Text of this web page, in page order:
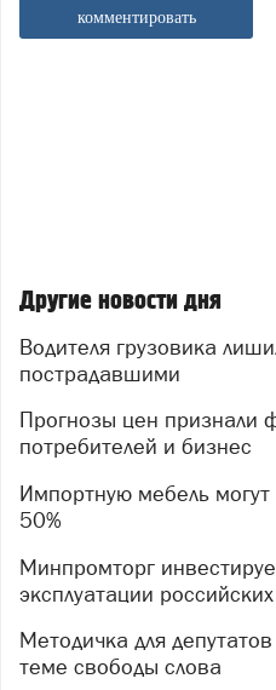
комментировать
Другие новости дня
Водителя грузовика лишили прав после ДТП с
пострадавшими
Прогнозы цен признали фактором давления на
потребителей и бизнес
Импортную мебель могут обложить пошлинами до
50%
Минпромторг инвестирует в продление
эксплуатации
Методичка для депутатов раскрыла аргументы по
теме свободы слова